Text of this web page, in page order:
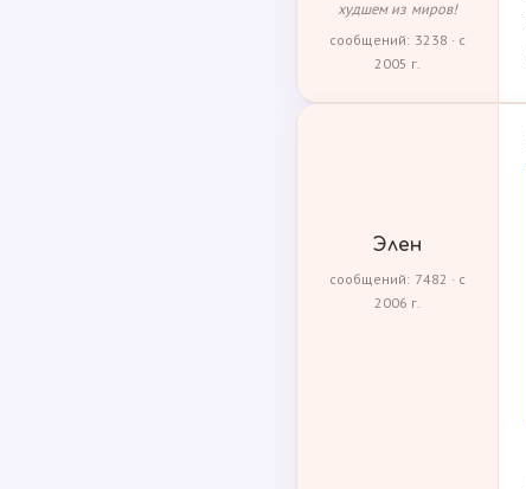
худшем из миров!
сообщений: 3238 · с
2005 г.
Элен
сообщений: 7482 · с
2006 г.